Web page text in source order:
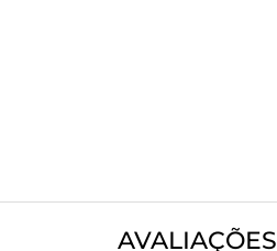
AVALIAÇÕES